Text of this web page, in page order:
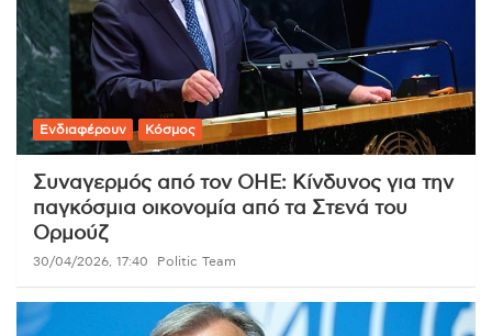
Ενδιαφέρουν Κόσμος
Συναγερμός από τον ΟΗΕ: Κίνδυνος για την
παγκόσμια οικονομία από τα Στενά του
Ορμούζ
30/04/2026, 17:40 Politic Team